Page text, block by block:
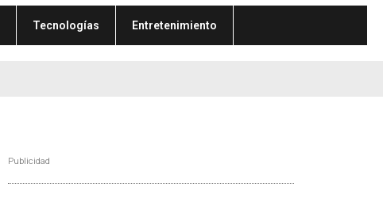
Tecnologías Entretenimiento
Publicidad